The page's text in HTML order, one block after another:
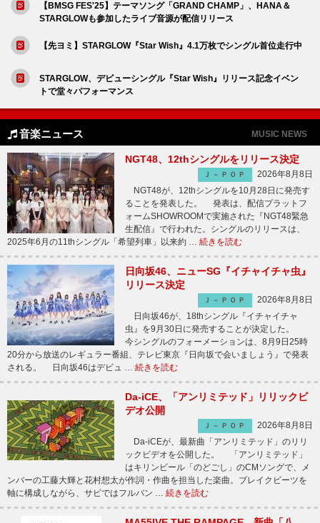
【BMSG FES'25】テーマソング「GRAND CHAMP」、HANA＆
STARGLOWも参加したライブ音源が配信リリース
【先ヨミ】STARGLOW『Star Wish』4.1万枚でシングル首位走行中
STARGLOW、デビューシングル『Star Wish』リリース記念イベン
トで堂々パフォーマンス
音楽ニュース MUSIC NEWS
NGT48、12thシングルをリリース決定
Ｊ－ＰＯＰ
2026年8月8日
NGT48が、12thシングルを10月28日に発売す
ることを発表した。 発表は、配信プラットフ
ォームSHOWROOMで実施された『NGT48緊急
生配信』で行われた。シングルのリリースは、
2025年6月の11thシングル「希望列車」以来約 … 続きを読む
日向坂46、ニューSG『イチャイチャ虫』
リリース決定
Ｊ－ＰＯＰ
2026年8月8日
日向坂46が、18thシングル『イチャイチャ
虫』を9月30日に発売することが決定した。
今シングルのフォーメーションは、8月9日25時
20分から放送のレギュラー番組、テレビ東京『日向坂で会いましょう』で発表
される。 日向坂46はデビュ … 続きを読む
Da-iCE、「アンリミテッド」リリックビ
デオ公開
Ｊ－ＰＯＰ
2026年8月8日
Da-iCEが、最新曲「アンリミテッド」のリリ
ックビデオを公開した。 「アンリミテッド」
はキリンビール「のどごし」のCMソングで、メ
ンバーの工藤大輝と花村想太が作詞・作曲を担当した楽曲。ブレイクビーツを
軸に構成しながら、サビではフルバン … 続きを読む